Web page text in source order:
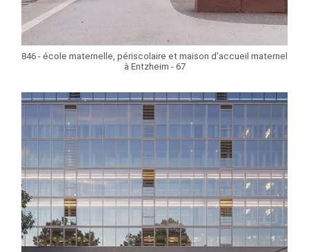
846 - école maternelle, périscolaire et maison d’accueil maternel
à Entzheim - 67